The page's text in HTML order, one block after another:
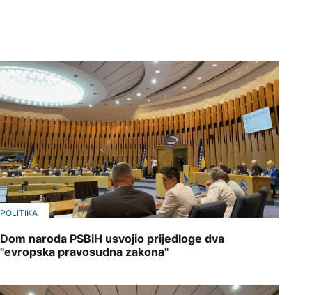
POLITIKA
Dom naroda PSBiH usvojio prijedloge dva
"evropska pravosudna zakona"